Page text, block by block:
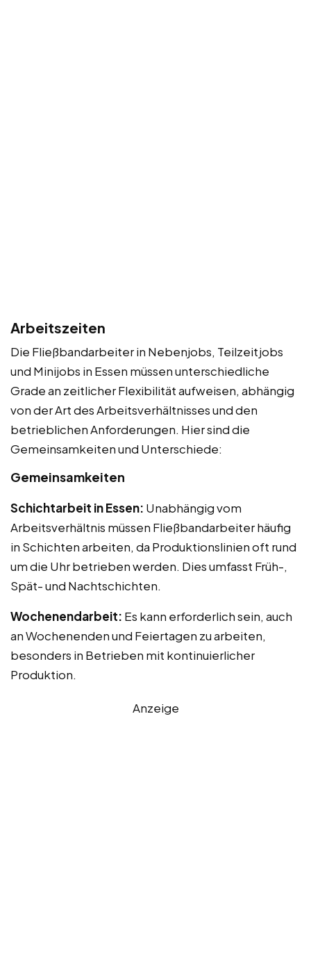
Arbeitszeiten
Die Fließbandarbeiter in Nebenjobs, Teilzeitjobs
und Minijobs in Essen müssen unterschiedliche
Grade an zeitlicher Flexibilität aufweisen, abhängig
von der Art des Arbeitsverhältnisses und den
betrieblichen Anforderungen. Hier sind die
Gemeinsamkeiten und Unterschiede:
Gemeinsamkeiten
Schichtarbeit in Essen: Unabhängig vom
Arbeitsverhältnis müssen Fließbandarbeiter häufig
in Schichten arbeiten, da Produktionslinien oft rund
um die Uhr betrieben werden. Dies umfasst Früh-,
Spät- und Nachtschichten.
Wochenendarbeit: Es kann erforderlich sein, auch
an Wochenenden und Feiertagen zu arbeiten,
besonders in Betrieben mit kontinuierlicher
Produktion.
Anzeige